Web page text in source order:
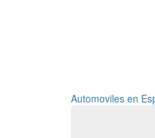
Automoviles en